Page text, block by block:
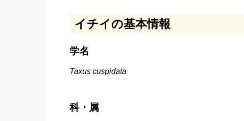
イチイの基本情報
学名
Taxus cuspidata
科・属